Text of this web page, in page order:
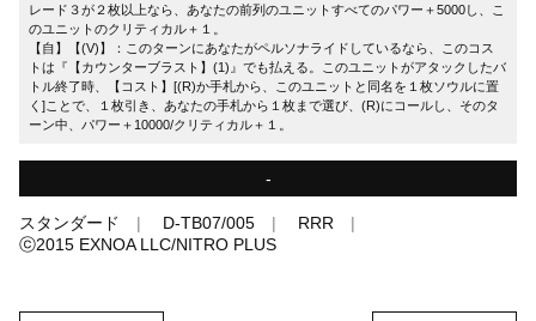
レード３が２枚以上なら、あなたの前列のユニットすべてのパワー＋5000し、こ
のユニットのクリティカル＋１。
【自】【(V)】：このターンにあなたがペルソナライドしているなら、このコス
トは『【カウンターブラスト】(1)』でも払える。このユニットがアタックしたバ
トル終了時、【コスト】[(R)か手札から、このユニットと同名を１枚ソウルに置
く]ことで、１枚引き、あなたの手札から１枚まで選び、(R)にコールし、そのタ
ーン中、パワー＋10000/クリティカル＋１。
-
スタンダード D-TB07/005
RRR
ⓒ2015 EXNOA LLC/NITRO PLUS